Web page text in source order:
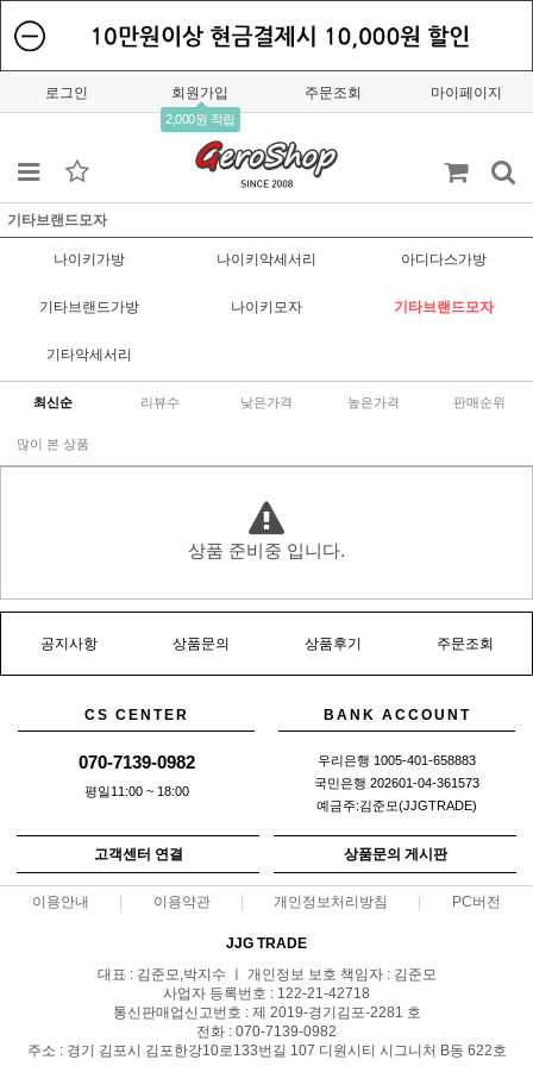
로그인 회원가입
2,000원 적립
주문조회 마이페이지
기타브랜드모자
나이키가방 나이키악세서리 아디다스가방
기타브랜드가방 나이키모자 기타브랜드모자
기타악세서리
최신순 리뷰수 낮은가격 높은가격 판매순위
많이 본 상품
상품 준비중 입니다.
공지사항 상품문의 상품후기 주문조회
CS CENTER
070-7139-0982
평일11:00 ~ 18:00
BANK ACCOUNT
우리은행 1005-401-658883
국민은행 202601-04-361573
예금주:김준모(JJGTRADE)
고객센터 연결 상품문의 게시판
이용안내 이용약관 개인정보처리방침 PC버전
JJG TRADE
대표 : 김준모,박지수 ㅣ 개인정보 보호 책임자 : 김준모
사업자 등록번호 : 122-21-42718
통신판매업신고번호 : 제 2019-경기김포-2281 호
전화 : 070-7139-0982
주소 : 경기 김포시 김포한강10로133번길 107 디원시티 시그니처 B동 622호